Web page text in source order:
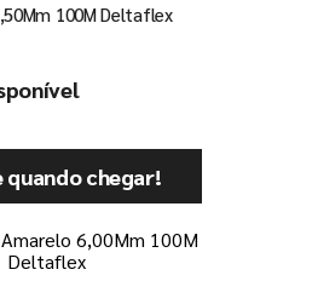
100M Deltaflex
quando chegar!